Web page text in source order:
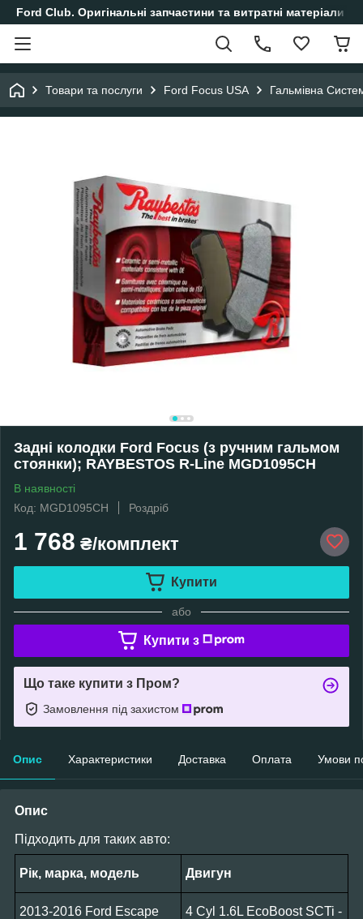
Ford Club. Оригінальні запчастини та витратні матеріали
Товари та послуги Ford Focus USA Гальмівна
Задні колодки Ford Focus (з ручним гальмом
стоянки); RAYBESTOS R-Line MGD1095CH
В наявності
Код: MGD1095CH
Роздріб
1 768 ₴/комплект
Купити
або
Купити з
Що таке купити з Пром?
Замовлення під захистом
Опис Характеристики Доставка Оплата Умови
Опис
Підходить для таких авто:
Рік, марка, модель Двигун
2013-2016 Ford Escape
4 Cyl 1.6L EcoBoost SCTi -